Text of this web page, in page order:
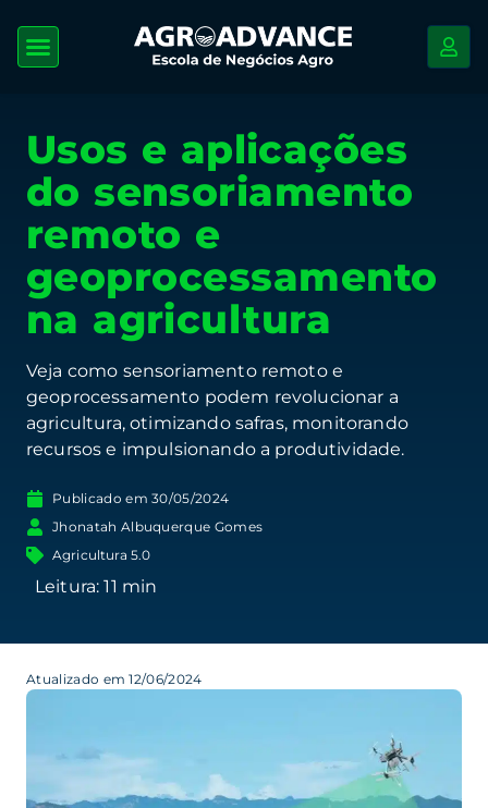
Usos e aplicações
do sensoriamento
remoto e
geoprocessamento
na agricultura
Veja como sensoriamento remoto e
geoprocessamento podem revolucionar a
agricultura, otimizando safras, monitorando
recursos e impulsionando a produtividade.
Publicado em 30/05/2024
Jhonatah Albuquerque Gomes
Agricultura 5.0
Atualizado em 12/06/2024